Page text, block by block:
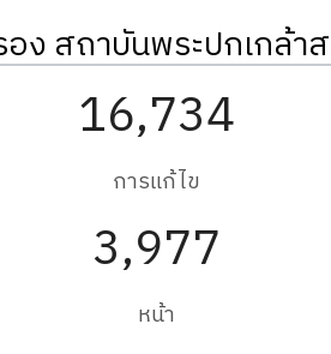
ง สถาบันพระปกเกล้
16,734
การแก้ไข
3,977
หน้า